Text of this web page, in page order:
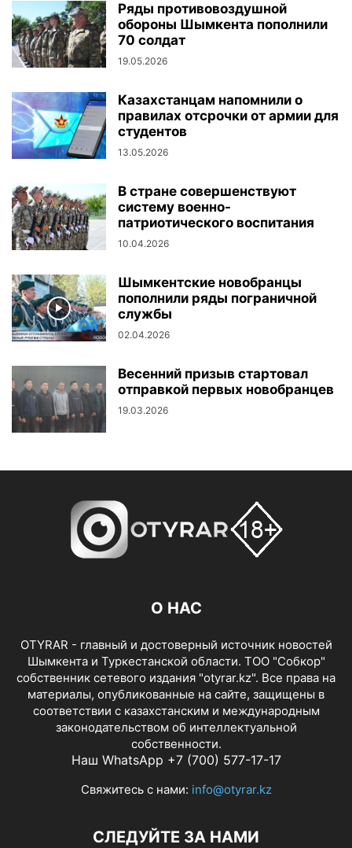
Ряды противовоздушной
обороны Шымкента пополнили
70 солдат
19.05.2026
Казахстанцам напомнили о
правилах отсрочки от армии для
студентов
13.05.2026
В стране совершенствуют
систему военно-
патриотического воспитания
10.04.2026
Шымкентские новобранцы
пополнили ряды пограничной
службы
02.04.2026
Весенний призыв стартовал
отправкой первых новобранцев
19.03.2026
О НАС
OTYRAR - главный и достоверный источник новостей
Шымкента и Туркестанской области. ТОО "Собкор"
собственник сетевого издания "otyrar.kz". Все права на
материалы, опубликованные на сайте, защищены в
соответствии с казахстанским и международным
законодательством об интеллектуальной
собственности.
Наш WhatsApp +7 (700) 577-17-17
Свяжитесь с нами: info@otyrar.kz
СЛЕДУЙТЕ ЗА НАМИ